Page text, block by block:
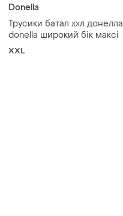
Donella
Трусики батал ххл донелла
donella широкий бік максі
XXL